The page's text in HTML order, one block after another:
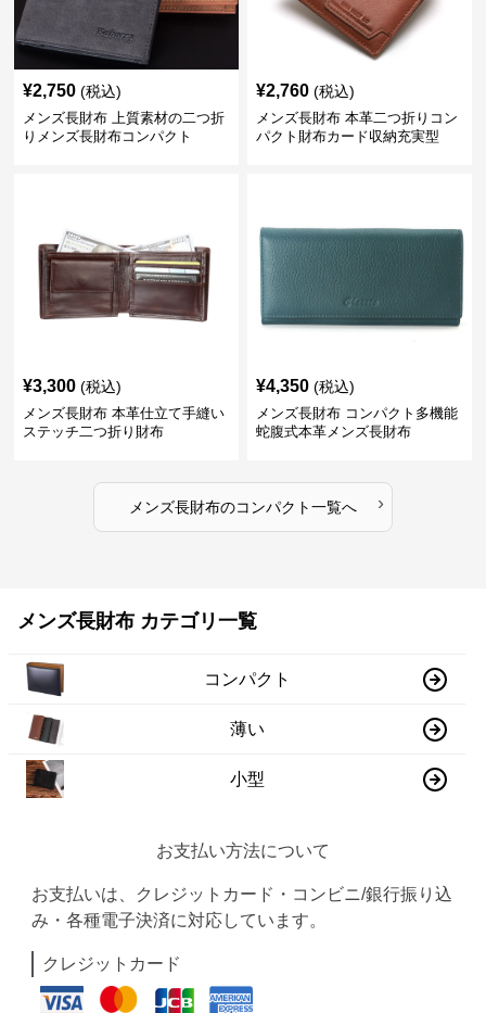
¥2,750 (税込)
メンズ長財布 上質素材の二つ折
りメンズ長財布コンパクト
¥2,760 (税込)
メンズ長財布 本革二つ折りコン
パクト財布カード収納充実型
¥3,300 (税込)
メンズ長財布 本革仕立て手縫い
ステッチ二つ折り財布
¥4,350 (税込)
メンズ長財布 コンパクト多機能
蛇腹式本革メンズ長財布
メンズ長財布のコンパクト一覧へ ›
メンズ長財布 カテゴリ一覧
コンパクト
薄い
小型
お支払い方法について
お支払いは、クレジットカード・コンビニ/銀行振り込
み・各種電子決済に対応しています。
クレジットカード